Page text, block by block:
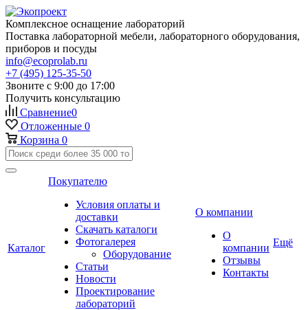
Комплексное оснащение лабораторий
Поставка лабораторной мебели, лабораторного оборудования,
приборов и посуды
info@ecoprolab.ru
+7 (495) 125-35-50
Звоните с 9:00 до 17:00
Получить консультацию
Сравнение0
Отложенные 0
Корзина 0
Каталог
Покупателю
Условия оплаты и
доставки
Скачать каталоги
Фотогалерея
Оборудование
Статьи
Новости
Проектирование
лабораторий
О компании
О
компании
Отзывы
Контакты
Ещё